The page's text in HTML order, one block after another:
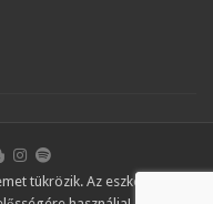
tükrözik. Az eszközöket és